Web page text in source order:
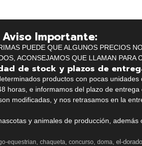
Aviso Importante:
PUEDE QUE ALGUNOS PRECIOS
ACONSEJAMOS QUE LLAMAN PARA
de stock y plazos de
productos con pocas
horas, e informamos del plazo de
modificadas, y nos retrasamos en la
y animales de producción, además
equestrian chaqueta concurso doma el-dorado